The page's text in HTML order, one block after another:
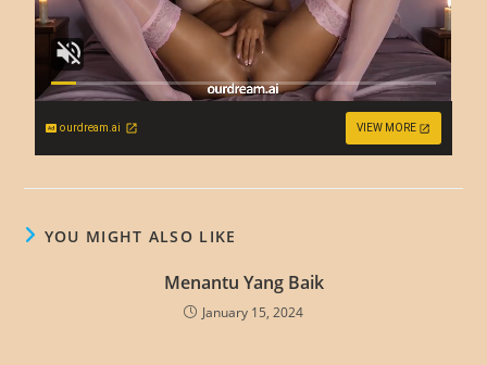
ourdream.ai VIEW MORE
YOU MIGHT ALSO LIKE
Menantu Yang Baik
January 15, 2024